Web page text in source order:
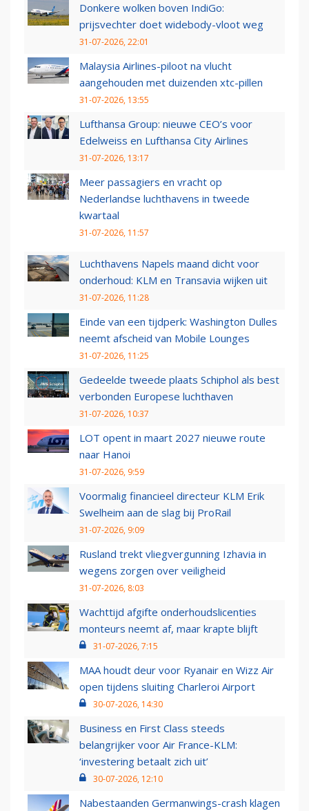
Donkere wolken boven IndiGo:
prijsvechter doet widebody-vloot weg
31-07-2026, 22:01
Malaysia Airlines-piloot na vlucht
aangehouden met duizenden xtc-pillen
31-07-2026, 13:55
Lufthansa Group: nieuwe CEO’s voor
Edelweiss en Lufthansa City Airlines
31-07-2026, 13:17
Meer passagiers en vracht op
Nederlandse luchthavens in tweede
kwartaal
31-07-2026, 11:57
Luchthavens Napels maand dicht voor
onderhoud: KLM en Transavia wijken uit
31-07-2026, 11:28
Einde van een tijdperk: Washington Dulles
neemt afscheid van Mobile Lounges
31-07-2026, 11:25
Gedeelde tweede plaats Schiphol als best
verbonden Europese luchthaven
31-07-2026, 10:37
LOT opent in maart 2027 nieuwe route
naar Hanoi
31-07-2026, 9:59
Voormalig financieel directeur KLM Erik
Swelheim aan de slag bij ProRail
31-07-2026, 9:09
Rusland trekt vliegvergunning Izhavia in
wegens zorgen over veiligheid
31-07-2026, 8:03
Wachttijd afgifte onderhoudslicenties
monteurs neemt af, maar krapte blijft
31-07-2026, 7:15
MAA houdt deur voor Ryanair en Wizz Air
open tijdens sluiting Charleroi Airport
30-07-2026, 14:30
Business en First Class steeds
belangrijker voor Air France-KLM:
‘investering betaalt zich uit’
30-07-2026, 12:10
Nabestaanden Germanwings-crash klagen